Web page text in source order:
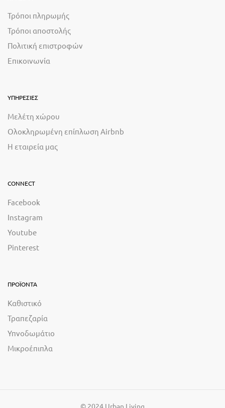
Τρόποι πληρωμής
Τρόποι αποστολής
Πολιτική επιστροφών
Επικοινωνία
ΥΠΗΡΕΣΙΕΣ
Μελέτη χώρου
Ολοκληρωμένη επίπλωση Airbnb
Η εταιρεία μας
CONNECT
Facebook
Instagram
Youtube
Pinterest
ΠΡΟΪΟΝΤΑ
Καθιστικό
Τραπεζαρία
Υπνοδωμάτιο
Μικροέπιπλα
© 2024 Urban Living